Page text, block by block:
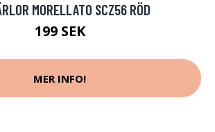
MORELLATO SCZ56 RÖD
199 SEK
MER INFO!